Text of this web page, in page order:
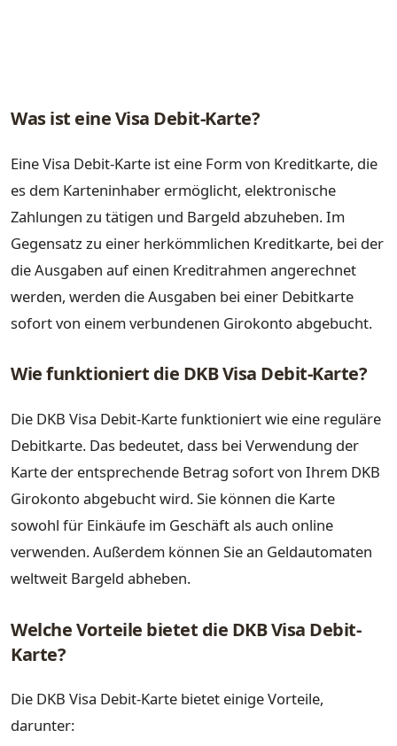
Was ist eine Visa Debit-Karte?
Eine Visa Debit-Karte ist eine Form von Kreditkarte, die
es dem Karteninhaber ermöglicht, elektronische
Zahlungen zu tätigen und Bargeld abzuheben. Im
Gegensatz zu einer herkömmlichen Kreditkarte, bei der
die Ausgaben auf einen Kreditrahmen angerechnet
werden, werden die Ausgaben bei einer Debitkarte
sofort von einem verbundenen Girokonto abgebucht.
Wie funktioniert die DKB Visa Debit-Karte?
Die DKB Visa Debit-Karte funktioniert wie eine reguläre
Debitkarte. Das bedeutet, dass bei Verwendung der
Karte der entsprechende Betrag sofort von Ihrem DKB
Girokonto abgebucht wird. Sie können die Karte
sowohl für Einkäufe im Geschäft als auch online
verwenden. Außerdem können Sie an Geldautomaten
weltweit Bargeld abheben.
Welche Vorteile bietet die DKB Visa Debit-
Karte?
Die DKB Visa Debit-Karte bietet einige Vorteile,
darunter: